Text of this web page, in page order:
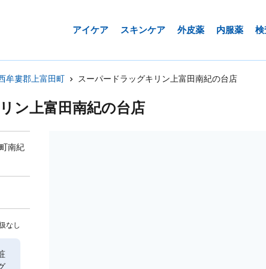
アイケア スキンケア 外皮薬 内服薬 検
牟婁郡上富田町 スーパードラッグキリン上富田南紀の台店
ン上富田南紀の台店
南紀
なし